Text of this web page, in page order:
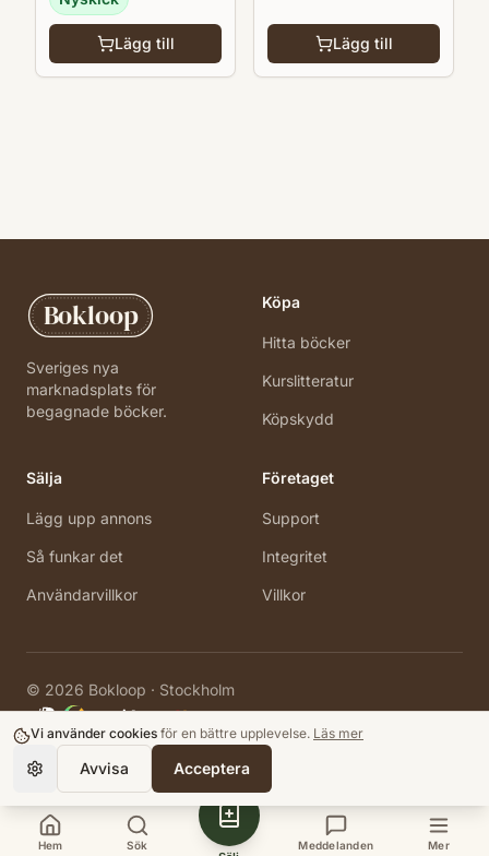
Lägg till Lägg till
Bokloop
Sveriges nya
marknadsplats för
begagnade böcker.
Köpa
Hitta böcker
Kurslitteratur
Köpskydd
Sälja
Lägg upp annons
Så funkar det
Användarvillkor
Företaget
Support
Integritet
Villkor
© 2026 Bokloop · Stockholm
Hem Sök Meddelanden Mer
Vi använder cookies för en bättre upplevelse. Läs mer
Avvisa Acceptera